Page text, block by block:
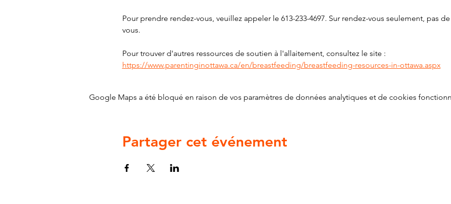
Pour prendre rendez-vous, veuillez appeler le 613-233-4697. Sur rendez-vous seulement, pas
vous.
Pour trouver d'autres ressources de soutien à l'allaitement, consultez le site :
https://www.parentinginottawa.ca/en/breastfeeding/breastfeeding-resources-in-ottawa.aspx
Google Maps a été bloqué en raison de vos paramètres de données analytiques et de cookies
Partager cet événement